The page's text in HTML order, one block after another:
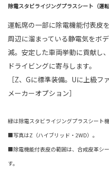
除電スタビライジングプラスシート（運転
運転席の一部に除電機能付表皮
周辺に溜まっている静電気をボ
減。安定した車両挙動に貢献し
ドライビングに寄与します。
［Z、Gに標準装備。Uに上級
メーカーオプション］
緑は除電スタビライジングプラスシート機
■写真はZ（ハイブリッド・2WD）。
■除電機能付表皮の範囲は、合成皮革シ
す。